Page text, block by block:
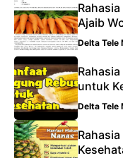
Ajaib
Delta Tele
untuk
Delta Tele